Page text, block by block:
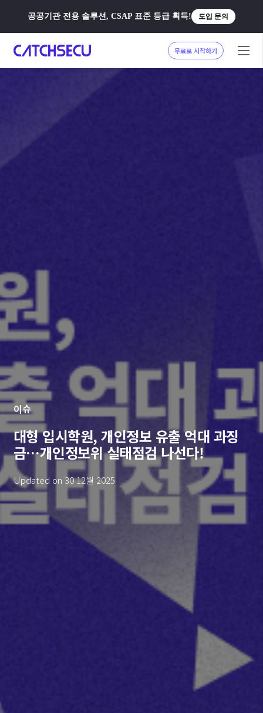
공공기관 전용 솔루션, CSAP 표준 등급 획득! 도입 문의
무료로 시작하기
이슈
대형 입시학원, 개인정보 유출 억대 과징
금…개인정보위 실태점검 나선다!
Updated on 30 12월 2025